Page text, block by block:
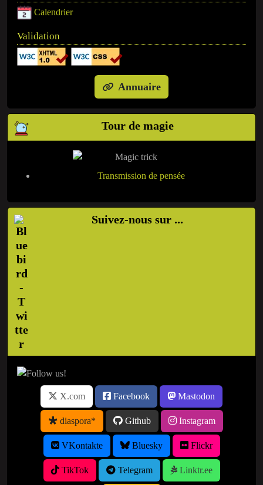
Calendrier
Validation
Annuaire
Tour de magie
Transmission de pensée
Suivez-nous sur ...
X.com Facebook Mastodon
diaspora* Github Instagram
VKontakte Bluesky Flickr
TikTok Telegram Linktr.ee